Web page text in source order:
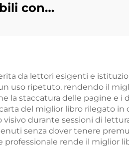
con
carte
da lettori esigenti e
uso ripetuto, rendendo il
la staccatura delle pagine e i
del miglior libro rilegato in
durante sessioni di
senza dover tenere
rende il miglior